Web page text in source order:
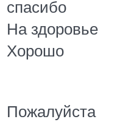
спасибо
На здоровье
Хорошо
Пожалуйста